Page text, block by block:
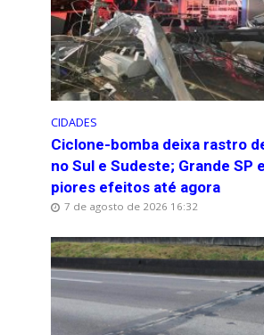
CIDADES
Ciclone-bomba deixa rastro
no Sul e Sudeste; Grande SP
piores efeitos até agora
7 de agosto de 2026 16:32